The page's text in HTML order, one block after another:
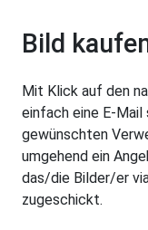
Bild
Mit Klick auf den
einfach eine E-Mail
gewünschten
umgehend ein
das/die Bilder/er
zugeschickt.